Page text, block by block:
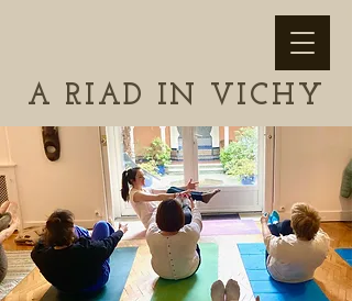
A RIAD IN VICHY